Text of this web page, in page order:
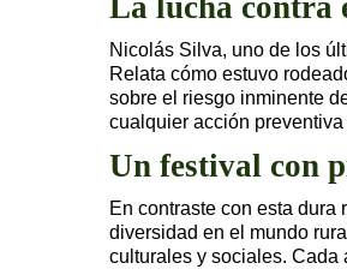
Nicolás Silva, uno de los
Relata cómo estuvo
sobre el riesgo inminente
cualquier acción
Un festival con
En contraste con esta dura
diversidad en el mundo
culturales y sociales. Cada